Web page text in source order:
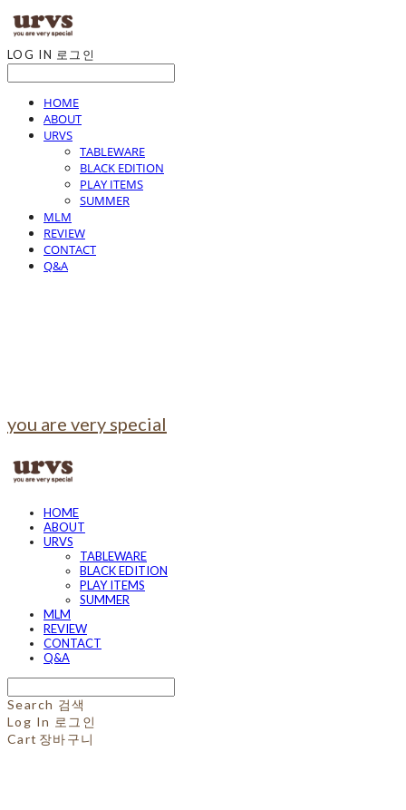
LOG IN 로그인
HOME
ABOUT
URVS
TABLEWARE
BLACK EDITION
PLAY ITEMS
SUMMER
MLM
REVIEW
CONTACT
Q&A
you are very special
HOME
ABOUT
URVS
TABLEWARE
BLACK EDITION
PLAY ITEMS
SUMMER
MLM
REVIEW
CONTACT
Q&A
Search 검색
Log In 로그인
Cart 장바구니